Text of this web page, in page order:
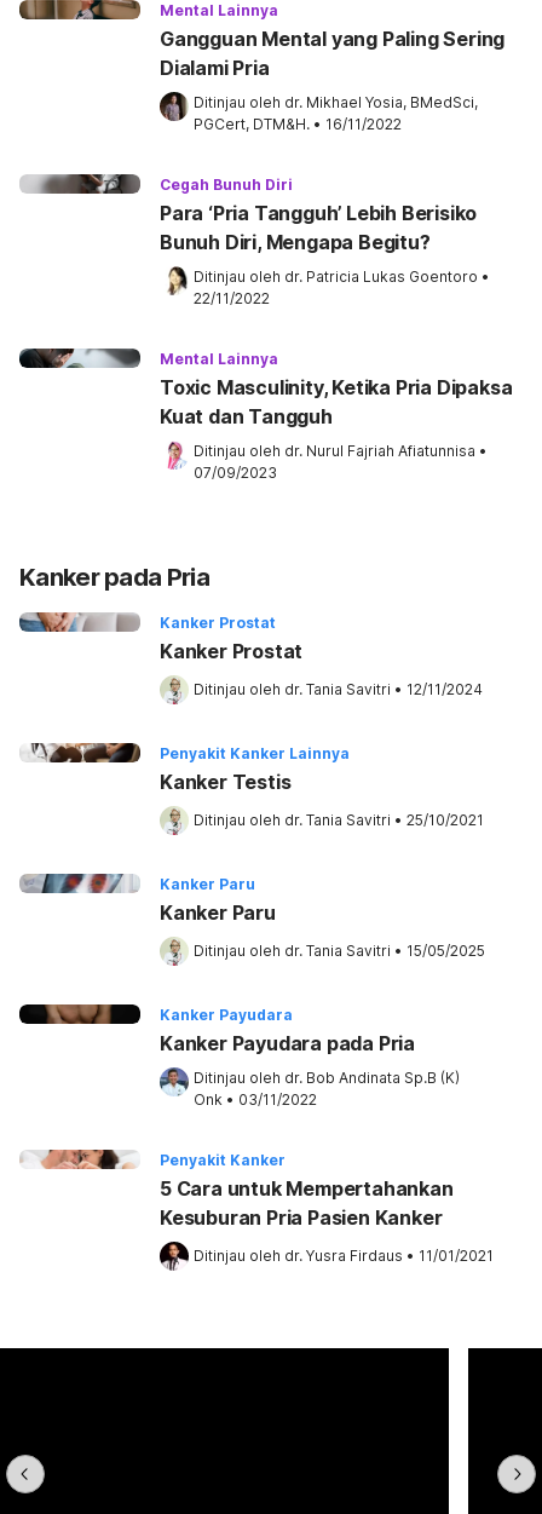
Mental Lainnya
Gangguan Mental yang Paling Sering
Dialami Pria
Ditinjau oleh dr. Mikhael Yosia, BMedSci,
PGCert, DTM&H. • 16/11/2022
Cegah Bunuh Diri
Para ‘Pria Tangguh’ Lebih Berisiko
Bunuh Diri, Mengapa Begitu?
Ditinjau oleh dr. Patricia Lukas Goentoro •
22/11/2022
Mental Lainnya
Toxic Masculinity, Ketika Pria Dipaksa
Kuat dan Tangguh
Ditinjau oleh dr. Nurul Fajriah Afiatunnisa •
07/09/2023
Kanker pada Pria
Kanker Prostat
Kanker Prostat
Ditinjau oleh dr. Tania Savitri • 12/11/2024
Penyakit Kanker Lainnya
Kanker Testis
Ditinjau oleh dr. Tania Savitri • 25/10/2021
Kanker Paru
Kanker Paru
Ditinjau oleh dr. Tania Savitri • 15/05/2025
Kanker Payudara
Kanker Payudara pada Pria
Ditinjau oleh dr. Bob Andinata Sp.B (K)
Onk • 03/11/2022
Penyakit Kanker
5 Cara untuk Mempertahankan
Kesuburan Pria Pasien Kanker
Ditinjau oleh dr. Yusra Firdaus • 11/01/2021